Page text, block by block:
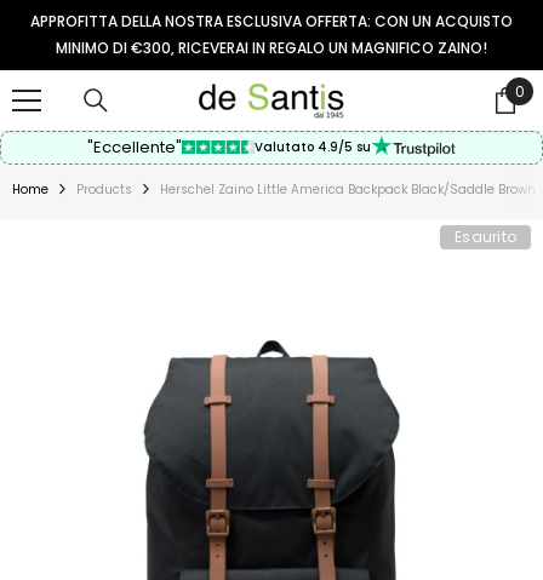
VAI AL CONTENUTO
APPROFITTA DELLA NOSTRA ESCLUSIVA OFFERTA: CON UN ACQUISTO
MINIMO DI €300, RICEVERAI IN REGALO UN MAGNIFICO ZAINO!
0
0
"Eccellente" Valutato 4.9/5 su
Home Products Herschel Zaino Little America Backpack Black/Saddle Brown
Esaurito